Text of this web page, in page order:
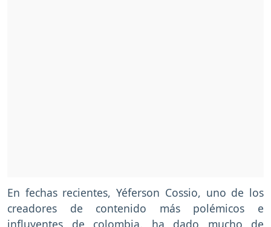
En fechas recientes, Yéferson Cossio, uno de los
creadores de contenido más polémicos e